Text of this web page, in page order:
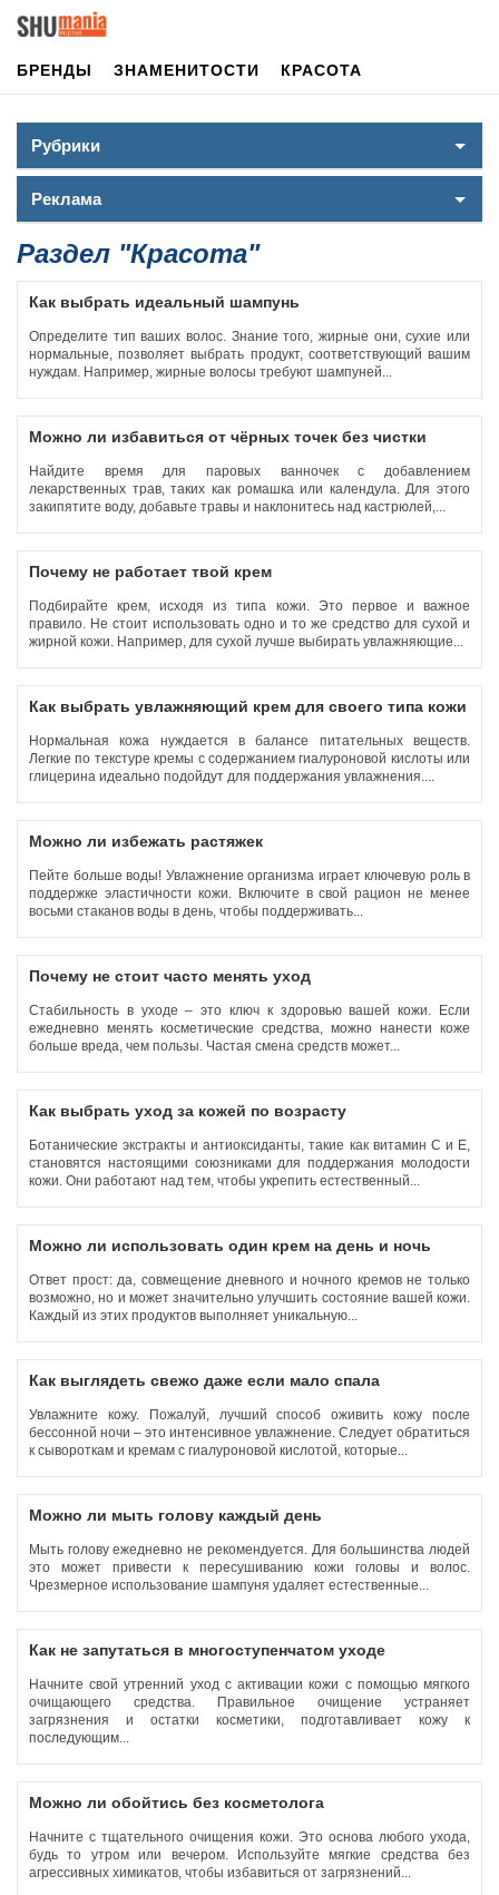
БРЕНДЫ ЗНАМЕНИТОСТИ КРАСОТА
Рубрики
Реклама
Раздел "Красота"
Как выбрать идеальный шампунь
Определите тип ваших волос. Знание того, жирные они, сухие или
нормальные, позволяет выбрать продукт, соответствующий вашим
нуждам. Например, жирные волосы требуют шампуней...
Можно ли избавиться от чёрных точек без чистки
Найдите время для паровых ванночек с добавлением
лекарственных трав, таких как ромашка или календула. Для этого
закипятите воду, добавьте травы и наклонитесь над кастрюлей,...
Почему не работает твой крем
Подбирайте крем, исходя из типа кожи. Это первое и важное
правило. Не стоит использовать одно и то же средство для сухой и
жирной кожи. Например, для сухой лучше выбирать увлажняющие...
Как выбрать увлажняющий крем для своего типа кожи
Нормальная кожа нуждается в балансе питательных веществ.
Легкие по текстуре кремы с содержанием гиалуроновой кислоты или
глицерина идеально подойдут для поддержания увлажнения....
Можно ли избежать растяжек
Пейте больше воды! Увлажнение организма играет ключевую роль в
поддержке эластичности кожи. Включите в свой рацион не менее
восьми стаканов воды в день, чтобы поддерживать...
Почему не стоит часто менять уход
Стабильность в уходе – это ключ к здоровью вашей кожи. Если
ежедневно менять косметические средства, можно нанести коже
больше вреда, чем пользы. Частая смена средств может...
Как выбрать уход за кожей по возрасту
Ботанические экстракты и антиоксиданты, такие как витамин C и Е,
становятся настоящими союзниками для поддержания молодости
кожи. Они работают над тем, чтобы укрепить естественный...
Можно ли использовать один крем на день и ночь
Ответ прост: да, совмещение дневного и ночного кремов не только
возможно, но и может значительно улучшить состояние вашей кожи.
Каждый из этих продуктов выполняет уникальную...
Как выглядеть свежо даже если мало спала
Увлажните кожу. Пожалуй, лучший способ оживить кожу после
бессонной ночи – это интенсивное увлажнение. Следует обратиться
к сывороткам и кремам с гиалуроновой кислотой, которые...
Можно ли мыть голову каждый день
Мыть голову ежедневно не рекомендуется. Для большинства людей
это может привести к пересушиванию кожи головы и волос.
Чрезмерное использование шампуня удаляет естественные...
Как не запутаться в многоступенчатом уходе
Начните свой утренний уход с активации кожи с помощью мягкого
очищающего средства. Правильное очищение устраняет
загрязнения и остатки косметики, подготавливает кожу к
последующим...
Можно ли обойтись без косметолога
Начните с тщательного очищения кожи. Это основа любого ухода,
будь то утром или вечером. Используйте мягкие средства без
агрессивных химикатов, чтобы избавиться от загрязнений...